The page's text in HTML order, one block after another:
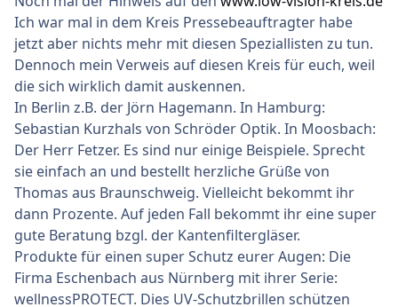
Ich war mal in dem Kreis Pressebeauftragter habe
jetzt aber nichts mehr mit diesen Speziallisten zu tun.
Dennoch mein Verweis auf diesen Kreis für euch, weil
die sich wirklich damit auskennen.
In Berlin z.B. der Jörn Hagemann. In Hamburg:
Sebastian Kurzhals von Schröder Optik. In Moosbach:
Der Herr Fetzer. Es sind nur einige Beispiele. Sprecht
sie einfach an und bestellt herzliche Grüße von
Thomas aus Braunschweig. Vielleicht bekommt ihr
dann Prozente. Auf jeden Fall bekommt ihr eine super
gute Beratung bzgl. der Kantenfiltergläser.
Produkte für einen super Schutz eurer Augen: Die
Firma Eschenbach aus Nürnberg mit ihrer Serie:
wellnessPROTECT. Dies UV-Schutzbrillen schützen